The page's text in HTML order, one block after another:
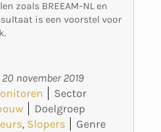
zoals BREEAM-NL en
is een voorstel voor
20 november 2019
Sector
Doelgroep
, Slopers
Genre